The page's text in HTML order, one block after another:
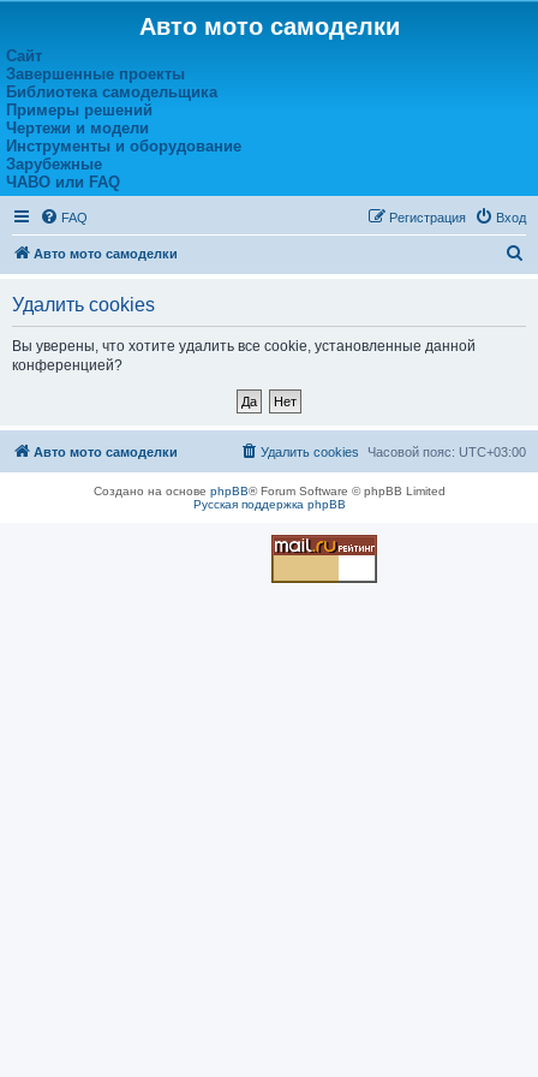
Авто мото самоделки
Сайт
Завершенные проекты
Библиотека самодельщика
Примеры решений
Чертежи и модели
Инструменты и оборудование
Зарубежные
ЧАВО или FAQ
FAQ Вход
Регистрация
Авто мото самоделки
Удалить cookies
Вы уверены, что хотите удалить все cookie, установленные данной
конференцией?
Авто мото самоделки Часовой пояс: UTC+03:00
Удалить cookies
Создано на основе phpBB® Forum Software © phpBB Limited
Русская поддержка phpBB